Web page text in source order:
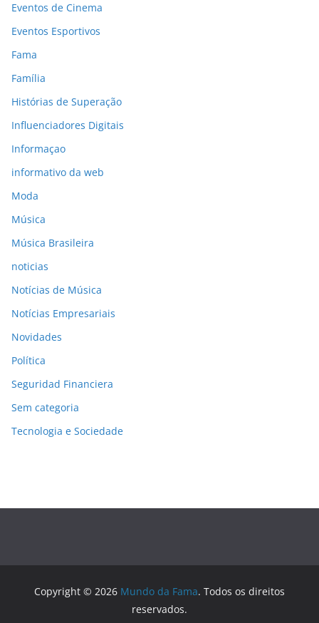
Eventos de Cinema
Eventos Esportivos
Fama
Família
Histórias de Superação
Influenciadores Digitais
Informaçao
informativo da web
Moda
Música
Música Brasileira
noticias
Notícias de Música
Notícias Empresariais
Novidades
Política
Seguridad Financiera
Sem categoria
Tecnologia e Sociedade
Copyright © 2026 Mundo da Fama. Todos os direitos
reservados.